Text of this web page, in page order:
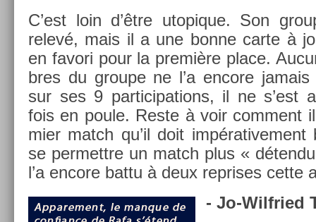
C’est loin d’être utopique. Son
relevé, mais il a une bonne carte à
en favori pour la première place.
bres du groupe ne l’a en­core
sur ses 9 par­ticipa­tions, il ne s’est
fois en poule. Reste à voir com­ment
mi­er match qu’il doit im­pérative­ment
se per­mettre un match plus «
l’a en­core battu à deux re­prises cette
- Jo-Wilfried